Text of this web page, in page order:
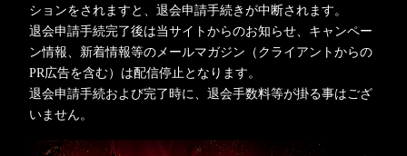
ションをされますと、退会申請手続きが中断されます。
退会申請手続完了後は当サイトからのお知らせ、キャンペー
ン情報、新着情報等のメールマガジン（クライアントからの
PR広告を含む）は配信停止となります。
退会申請手続および完了時に、退会手数料等が掛る事はござ
いません。